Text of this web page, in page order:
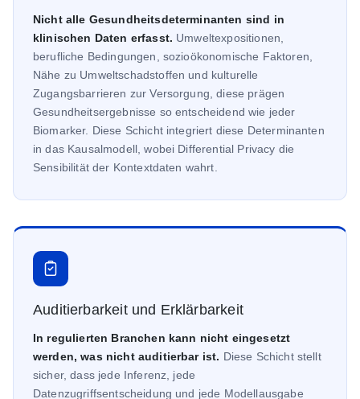
Nicht alle Gesundheitsdeterminanten sind in
klinischen Daten erfasst. Umweltexpositionen,
berufliche Bedingungen, sozioökonomische Faktoren,
Nähe zu Umweltschadstoffen und kulturelle
Zugangsbarrieren zur Versorgung, diese prägen
Gesundheitsergebnisse so entscheidend wie jeder
Biomarker. Diese Schicht integriert diese Determinanten
in das Kausalmodell, wobei Differential Privacy die
Sensibilität der Kontextdaten wahrt.
Auditierbarkeit und Erklärbarkeit
In regulierten Branchen kann nicht eingesetzt
werden, was nicht auditierbar ist. Diese Schicht stellt
sicher, dass jede Inferenz, jede
Datenzugriffsentscheidung und jede Modellausgabe